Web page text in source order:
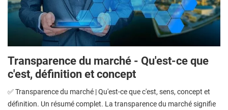
Transparence du marché - Qu'est-ce que
c'est, définition et concept
✅ Transparence du marché | Qu'est-ce que c'est, sens, concept et
définition. Un résumé complet. La transparence du marché signifie